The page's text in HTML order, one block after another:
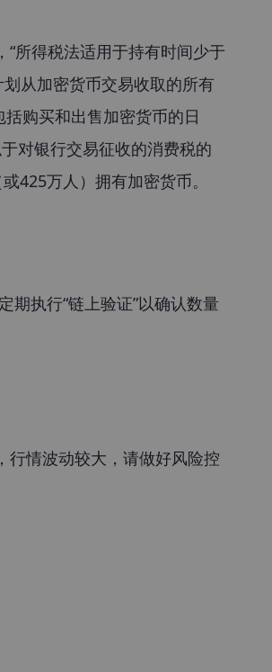
所得税法适用于持有时间少于
从加密货币交易收取的所有
购买和出售加密货币的日
对银行交易征收的消费税的
425万人）拥有加密货币。
执行“链上验证”以确认数量
行情波动较大，请做好风险控